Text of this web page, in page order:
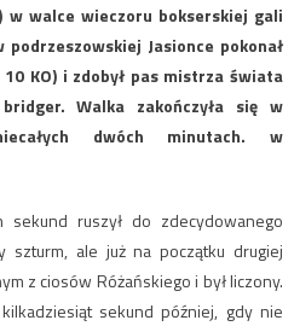
w walce wieczoru bokserskiej gali
podrzeszowskiej Jasionce pokonał
KO) i zdobył pas mistrza świata
Walka zakończyła się w
dwóch minutach. w
ruszył do zdecydowanego
szturm, ale już na początku drugiej
z ciosów Różańskiego i był liczony.
sekund później, gdy nie